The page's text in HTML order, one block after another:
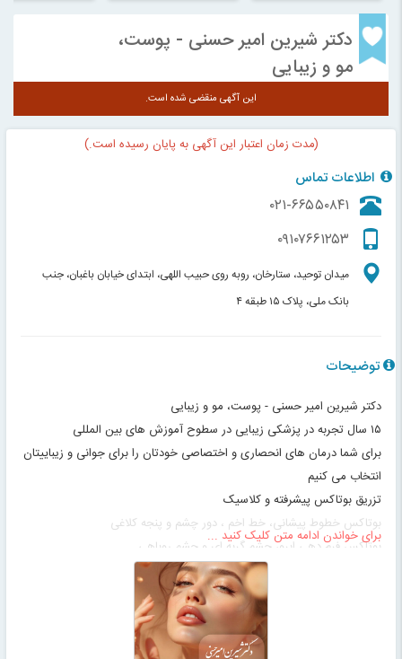
دکتر شیرین امیر حسنی - پوست،
مو و زیبایی
این آگهی منقضی شده است.
(مدت زمان اعتبار این آگهی به پایان رسیده است.)
اطلاعات تماس
۰۲۱-۶۶۵۵۰۸۴۱
۰۹۱۰۷۶۶۱۲۵۳
میدان توحید، ستارخان، روبه روی حبیب اللهی، ابتدای خیابان باغبان، جنب
بانک ملی، پلاک ۱۵ طبقه ۴
توضیحات
دکتر شیرین امیر حسنی - پوست، مو و زیبایی
۱۵ سال تجربه در پزشکی زیبایی در سطوح آموزش های بین المللی
برای شما درمان های انحصاری و اختصاصی خودتان را برای جوانی و زیباییتان
انتخاب می کنیم
تزریق بوتاکس پیشرفته و کلاسیک
بوتاکس خطوط پیشانی، خط اخم ، دور چشم و پنجه کلاغی
بوتاکس فرم دهی ابرو، چشم گربه ای و چشم روباهی
تزریق بوتاکس درمانی میگرن، تعریق بیش از حد، لبخند لثه ای و دندان
انواع درمان های مزوتراپی ریزش مو و صورت
کانتورینگ صورت با تکنیک زیباسازی و تکنیک جوانسازی
برای خواندن ادامه متن کلیک کنید ...